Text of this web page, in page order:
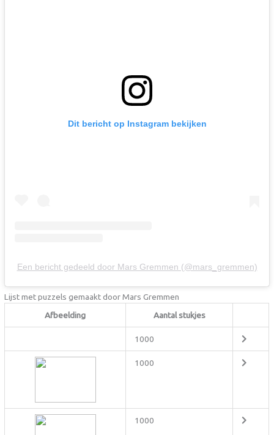
Dit bericht op Instagram bekijken
Een bericht gedeeld door Mars Gremmen (@mars_gremmen)
Lijst met puzzels gemaakt door Mars Gremmen
Afbeelding
Aantal stukjes
1000
1000
1000